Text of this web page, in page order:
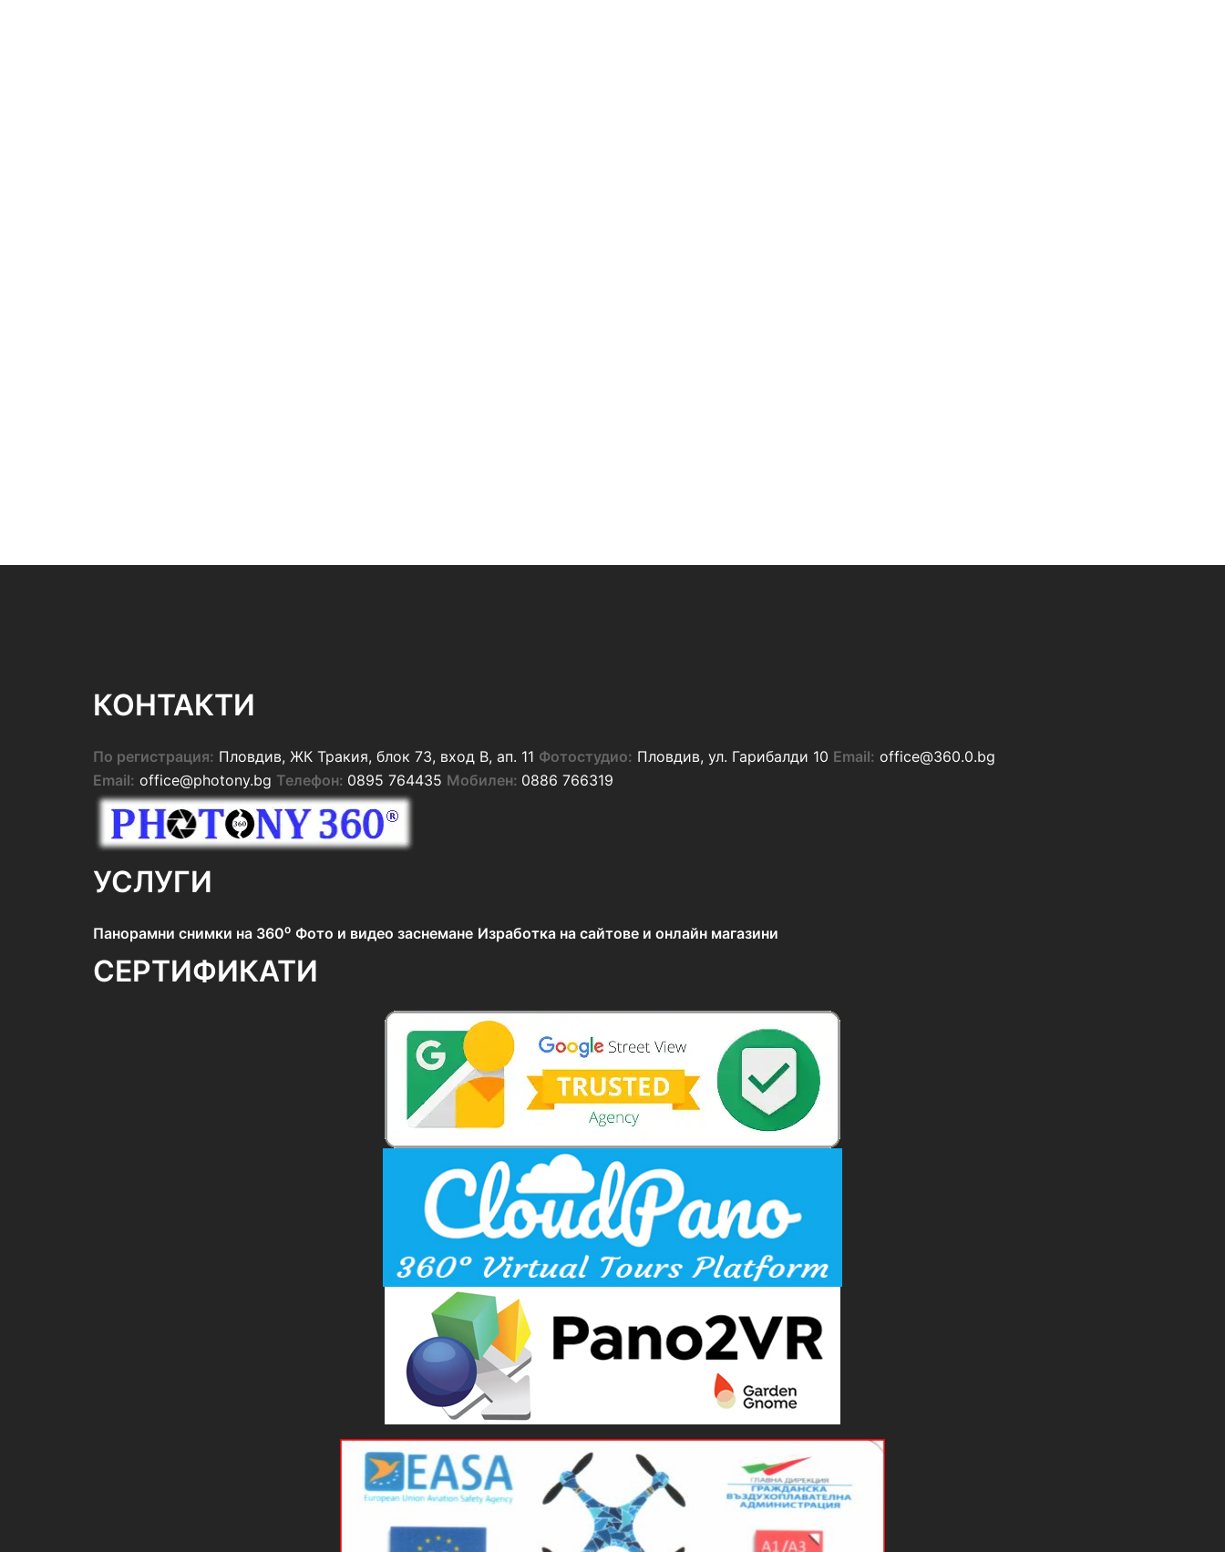
КОНТАКТИ
По регистрация: Пловдив, ЖК Тракия, блок 73, вход В, ап. 11 Фотостудио: Пловдив, ул. Гарибалди 10 Email: office@360.0.bg
Email: office@photony.bg Телефон: 0895 764435 Мобилен: 0886 766319
УСЛУГИ
Панорамни снимки на 360⁰ Фото и видео заснемане Изработка на сайтове и онлайн магазини
СЕРТИФИКАТИ